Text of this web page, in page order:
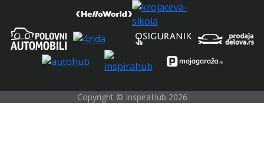
Copyright © InspiraHub 2026